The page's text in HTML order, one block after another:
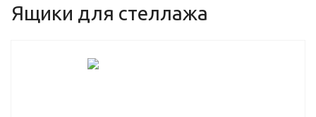
Ящики для стеллажа